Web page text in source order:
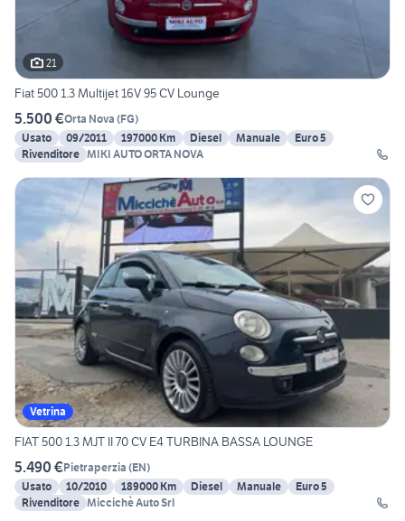
21
Fiat 500 1.3 Multijet 16V 95 CV Lounge
5.500 €Orta Nova (FG)
Usato
09/2011 197000 Km Diesel Manuale
Euro 5
Rivenditore
MIKI AUTO ORTA NOVA
Vetrina
FIAT 500 1.3 MJT II 70 CV E4 TURBINA BASSA LOUNGE
5.490 €Pietraperzia (EN)
Usato
10/2010 189000 Km Diesel Manuale
Euro 5
Rivenditore Miccichè Auto Srl